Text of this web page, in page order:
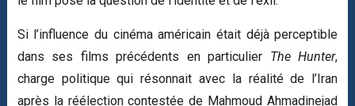
Si l’influence du cinéma américain était déjà perceptible
dans ses films précédents en particulier The Hunter,
charge politique qui résonnait avec la réalité de l’Iran
après la réélection contestée de Mahmoud Ahmadinejad